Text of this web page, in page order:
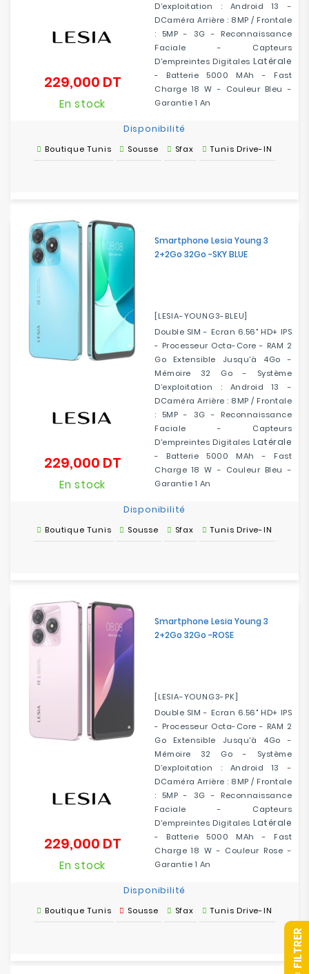
D’exploitation : Android 13 -
DCaméra Arrière : 8MP / Frontale
: 5MP - 3G - Reconnaissance
Faciale - Capteurs
D'empreintes Digitales Latérale
- Batterie 5000 MAh - Fast
Charge 18 W - Couleur Bleu -
Garantie 1 An
229,000 DTPrix
En stock
Disponibilité
Boutique Tunis Sousse Sfax Tunis Drive-IN
Smartphone Lesia Young 3
2+2Go 32Go -SKY BLUE
[LESIA-YOUNG3-BLEU]
Double SIM - Ecran 6.56" HD+ IPS
- Processeur Octa-Core - RAM 2
Go Extensible Jusqu'à 4Go -
Mémoire 32 Go - Système
D’exploitation : Android 13 -
DCaméra Arrière : 8MP / Frontale
: 5MP - 3G - Reconnaissance
Faciale - Capteurs
D'empreintes Digitales Latérale
- Batterie 5000 MAh - Fast
Charge 18 W - Couleur Bleu -
Garantie 1 An
229,000 DTPrix
En stock
Disponibilité
Boutique Tunis Sousse Sfax Tunis Drive-IN
Smartphone Lesia Young 3
2+2Go 32Go -ROSE
[LESIA-YOUNG3-PK]
Double SIM - Ecran 6.56" HD+ IPS
- Processeur Octa-Core - RAM 2
Go Extensible Jusqu'à 4Go -
Mémoire 32 Go - Système
D’exploitation : Android 13 -
DCaméra Arrière : 8MP / Frontale
: 5MP - 3G - Reconnaissance
Faciale - Capteurs
D'empreintes Digitales Latérale
- Batterie 5000 MAh - Fast
Charge 18 W - Couleur Rose -
Garantie 1 An
229,000 DTPrix
En stock
Disponibilité
Boutique Tunis Sousse Sfax Tunis Drive-IN
R